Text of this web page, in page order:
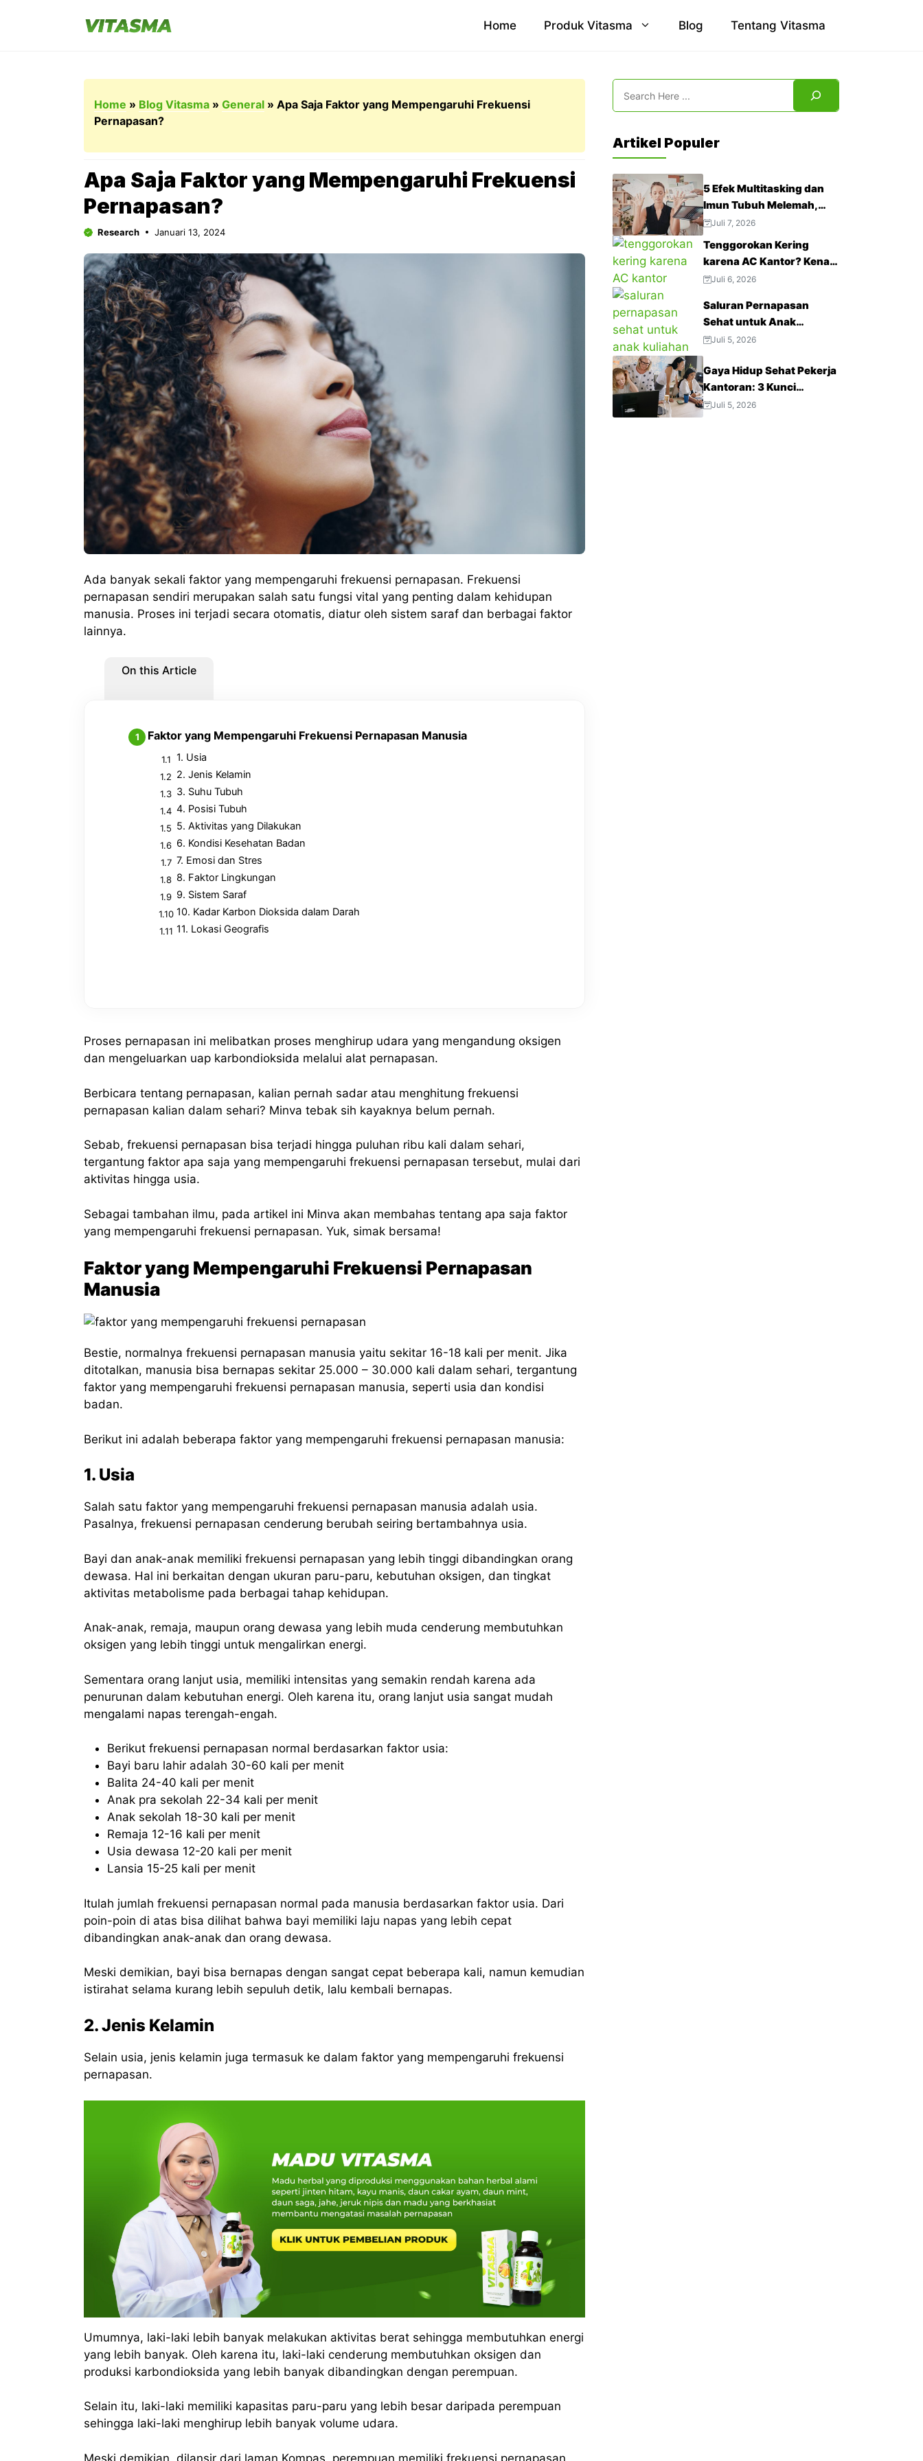
Home Produk Vitasma Blog Tentang Vitasma
Home » Blog Vitasma » General » Apa Saja Faktor yang Mempengaruhi Frekuensi
Pernapasan?
Apa Saja Faktor yang Mempengaruhi Frekuensi
Pernapasan?
Research Januari 13, 2024
Ada banyak sekali faktor yang mempengaruhi frekuensi pernapasan. Frekuensi
pernapasan sendiri merupakan salah satu fungsi vital yang penting dalam kehidupan
manusia. Proses ini terjadi secara otomatis, diatur oleh sistem saraf dan berbagai faktor
lainnya.
On this Article
Faktor yang Mempengaruhi Frekuensi Pernapasan Manusia
1. Usia
2. Jenis Kelamin
3. Suhu Tubuh
4. Posisi Tubuh
5. Aktivitas yang Dilakukan
6. Kondisi Kesehatan Badan
7. Emosi dan Stres
8. Faktor Lingkungan
9. Sistem Saraf
10. Kadar Karbon Dioksida dalam Darah
11. Lokasi Geografis
Proses pernapasan ini melibatkan proses menghirup udara yang mengandung oksigen
dan mengeluarkan uap karbondioksida melalui alat pernapasan.
Berbicara tentang pernapasan, kalian pernah sadar atau menghitung frekuensi
pernapasan kalian dalam sehari? Minva tebak sih kayaknya belum pernah.
Sebab, frekuensi pernapasan bisa terjadi hingga puluhan ribu kali dalam sehari,
tergantung faktor apa saja yang mempengaruhi frekuensi pernapasan tersebut, mulai dari
aktivitas hingga usia.
Sebagai tambahan ilmu, pada artikel ini Minva akan membahas tentang apa saja faktor
yang mempengaruhi frekuensi pernapasan. Yuk, simak bersama!
Faktor yang Mempengaruhi Frekuensi Pernapasan
Manusia
Bestie, normalnya frekuensi pernapasan manusia yaitu sekitar 16-18 kali per menit. Jika
ditotalkan, manusia bisa bernapas sekitar 25.000 – 30.000 kali dalam sehari, tergantung
faktor yang mempengaruhi frekuensi pernapasan manusia, seperti usia dan kondisi
badan.
Berikut ini adalah beberapa faktor yang mempengaruhi frekuensi pernapasan manusia:
1. Usia
Salah satu faktor yang mempengaruhi frekuensi pernapasan manusia adalah usia.
Pasalnya, frekuensi pernapasan cenderung berubah seiring bertambahnya usia.
Bayi dan anak-anak memiliki frekuensi pernapasan yang lebih tinggi dibandingkan orang
dewasa. Hal ini berkaitan dengan ukuran paru-paru, kebutuhan oksigen, dan tingkat
aktivitas metabolisme pada berbagai tahap kehidupan.
Anak-anak, remaja, maupun orang dewasa yang lebih muda cenderung membutuhkan
oksigen yang lebih tinggi untuk mengalirkan energi.
Sementara orang lanjut usia, memiliki intensitas yang semakin rendah karena ada
penurunan dalam kebutuhan energi. Oleh karena itu, orang lanjut usia sangat mudah
mengalami napas terengah-engah.
Berikut frekuensi pernapasan normal berdasarkan faktor usia:
Bayi baru lahir adalah 30-60 kali per menit
Balita 24-40 kali per menit
Anak pra sekolah 22-34 kali per menit
Anak sekolah 18-30 kali per menit
Remaja 12-16 kali per menit
Usia dewasa 12-20 kali per menit
Lansia 15-25 kali per menit
Itulah jumlah frekuensi pernapasan normal pada manusia berdasarkan faktor usia. Dari
poin-poin di atas bisa dilihat bahwa bayi memiliki laju napas yang lebih cepat
dibandingkan anak-anak dan orang dewasa.
Meski demikian, bayi bisa bernapas dengan sangat cepat beberapa kali, namun kemudian
istirahat selama kurang lebih sepuluh detik, lalu kembali bernapas.
2. Jenis Kelamin
Selain usia, jenis kelamin juga termasuk ke dalam faktor yang mempengaruhi frekuensi
pernapasan.
Umumnya, laki-laki lebih banyak melakukan aktivitas berat sehingga membutuhkan energi
yang lebih banyak. Oleh karena itu, laki-laki cenderung membutuhkan oksigen dan
produksi karbondioksida yang lebih banyak dibandingkan dengan perempuan.
Selain itu, laki-laki memiliki kapasitas paru-paru yang lebih besar daripada perempuan
sehingga laki-laki menghirup lebih banyak volume udara.
Meski demikian, dilansir dari laman Kompas, perempuan memiliki frekuensi pernapasan
Artikel Populer
5 Efek Multitasking dan
Imun Tubuh Melemah,
Jangan Abaikan!
Juli 7, 2026
Tenggorokan Kering
karena AC Kantor? Kenali
4 Cara Mengatasinya
Juli 6, 2026
Saluran Pernapasan
Sehat untuk Anak
Kuliahan: 3 Tips Menjaga
Tengah Aktivitas Padat
Juli 5, 2026
Gaya Hidup Sehat Pekerja
Kantoran: 3 Kunci
Menjaga Produktivitas
Juli 5, 2026